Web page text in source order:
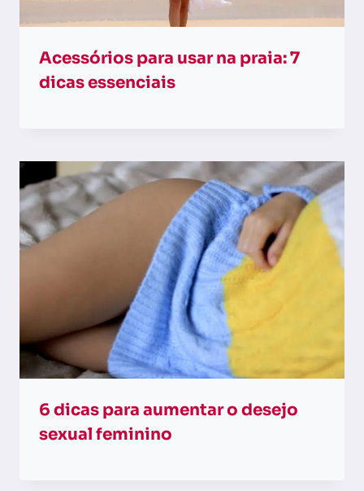
Acessórios para usar na praia: 7
dicas essenciais
6 dicas para aumentar o desejo
sexual feminino